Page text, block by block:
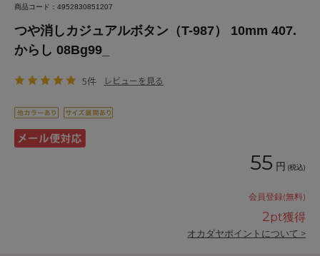
商品コード：4952830851207
つや消しカジュアルボタン（T-987） 10mm 407.
からし 08Bg99_
5件 レビューを見る
55 円 (税込)
会員登録(無料)
2pt獲得
オカダヤポイントについて >